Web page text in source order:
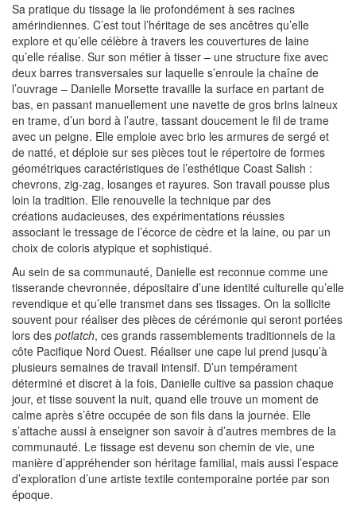
Sa pratique du tissage la lie profondément à ses racines
amérindiennes. C’est tout l’héritage de ses ancêtres qu’elle
explore et qu’elle célèbre à travers les couvertures de laine
qu’elle réalise. Sur son métier à tisser – une structure fixe avec
deux barres transversales sur laquelle s’enroule la chaîne de
l’ouvrage – Danielle Morsette travaille la surface en partant de
bas, en passant manuellement une navette de gros brins laineux
en trame, d’un bord à l’autre, tassant doucement le fil de trame
avec un peigne. Elle emploie avec brio les armures de sergé et
de natté, et déploie sur ses pièces tout le répertoire de formes
géométriques caractéristiques de l’esthétique Coast Salish :
chevrons, zig-zag, losanges et rayures. Son travail pousse plus
loin la tradition. Elle renouvelle la technique par des
créations audacieuses, des expérimentations réussies
associant le tressage de l’écorce de cèdre et la laine, ou par un
choix de coloris atypique et sophistiqué.
Au sein de sa communauté, Danielle est reconnue comme une
tisserande chevronnée, dépositaire d’une identité culturelle qu’elle
revendique et qu’elle transmet dans ses tissages. On la sollicite
souvent pour réaliser des pièces de cérémonie qui seront portées
lors des potlatch, ces grands rassemblements traditionnels de la
côte Pacifique Nord Ouest. Réaliser une cape lui prend jusqu’à
plusieurs semaines de travail intensif. D’un tempérament
déterminé et discret à la fois, Danielle cultive sa passion chaque
jour, et tisse souvent la nuit, quand elle trouve un moment de
calme après s’être occupée de son fils dans la journée. Elle
s’attache aussi à enseigner son savoir à d’autres membres de la
communauté. Le tissage est devenu son chemin de vie, une
manière d’appréhender son héritage familial, mais aussi l’espace
d’exploration d’une artiste textile contemporaine portée par son
époque.